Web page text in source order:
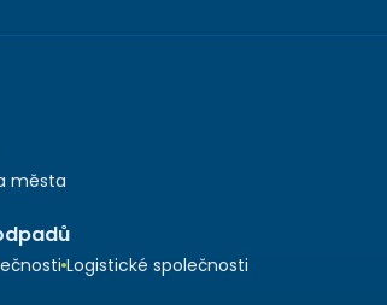
města
Logistické společnosti